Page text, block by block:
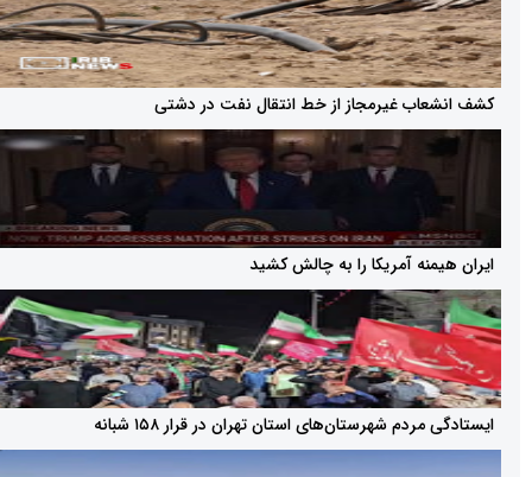
غیرمجاز از خط انتقال نفت در دشتی
آمریکا را به چالش کشید
شهرستان‌های استان تهران در قرار ۱۵۸ شبانه